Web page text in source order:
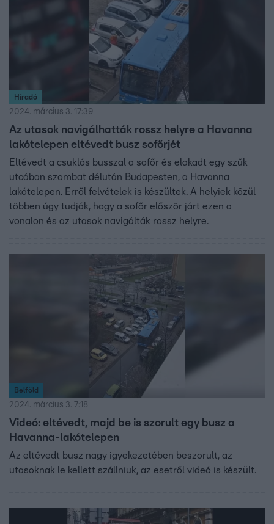
Híradó
2024. március 3. 17:39
Az utasok navigálhatták rossz helyre a Havanna
lakótelepen eltévedt busz sofőrjét
Eltévedt a csuklós busszal a sofőr és elakadt egy szűk
utcában szombat délután Budapesten, a Havanna
lakótelepen. Erről felvételek is készültek. A helyiek közül
többen úgy tudják, hogy a sofőr először járt ezen a
vonalon és az utasok navigálták rossz helyre.
Belföld
2024. március 3. 7:18
Videó: eltévedt, majd be is szorult egy busz a
Havanna-lakótelepen
Az eltévedt busz nagy igyekezetében beszorult, az
utasoknak le kellett szállniuk, az esetről videó is készült.